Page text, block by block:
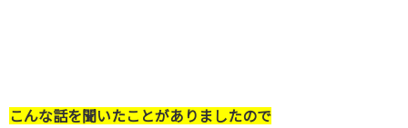
こんな話を聞いたことがありましたので